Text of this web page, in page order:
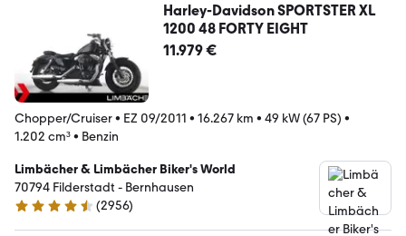
Harley-Davidson SPORTSTER XL
1200 48 FORTY EIGHT
11.979 €
Chopper/Cruiser• EZ 09/2011 • 16.267 km • 49 kW (67 PS) •
1.202 cm³• Benzin
Limbächer & Limbächer Biker's World
70794 Filderstadt - Bernhausen
4.7 Sterne
(2956)